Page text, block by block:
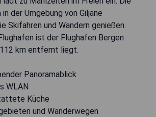
der Umgebung von Giljane
Skifahren und Wandern genießen.
ist der Flughafen Bergen
km entfernt liegt.
Panoramablick
WLAN
Küche
und Wanderwegen